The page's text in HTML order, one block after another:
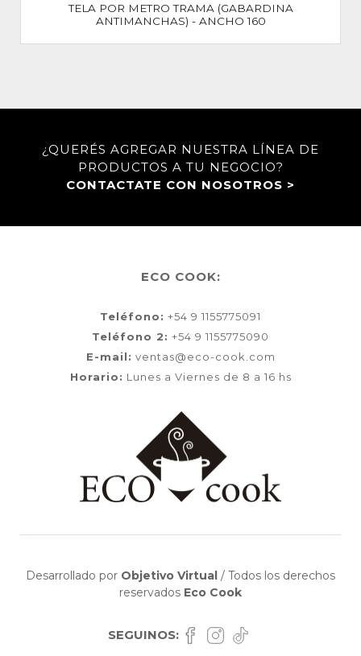
TELA POR METRO TRAMA (GABARDINA
ANTIMANCHAS) - ANCHO 160
¿QUERÉS AGREGAR NUESTRA LÍNEA DE
PRODUCTOS A TU NEGOCIO?
CONTACTATE CON NOSOTROS >
ECO COOK:
Teléfono: +54 9 1155775091
Teléfono 2: +54 9 1155775090
E-mail: ventas@eco-cook.com
Horario: Lunes a Viernes de 8 a 16 hs
Desarrollado por Objetivo Virtual / Todos los derechos
reservados Eco Cook
SEGUINOS: